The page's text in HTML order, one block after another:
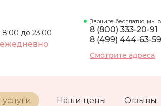
8:00 до 23:00
ежедневно
Звоните бесплатно, мы
8 (800) 333-20-91
8 (499) 444-63-59
Смотрите адреса
Наши цены Отзывы